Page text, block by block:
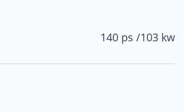
140 ps /103 kw